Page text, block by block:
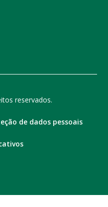
reservados.
de dados pessoais